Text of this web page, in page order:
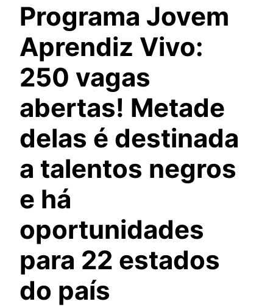
Programa Jovem
Aprendiz Vivo:
250 vagas
abertas! Metade
delas é destinada
a talentos negros
e há
oportunidades
para 22 estados
do país